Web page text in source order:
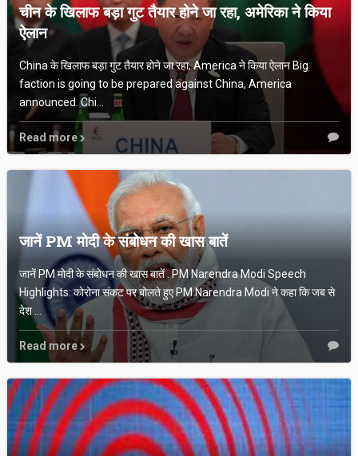
चीन के खिलाफ बड़ा गुट तैयार होने जा रहा, अमेरिका ने किया
ऐलान
China के खिलाफ बड़ा गुट तैयार होने जा रहा, America ने किया ऐलान Big
faction is going to be prepared against China, America
announced. Chi...
Read more
जानें PM मोदी के संबोधन की खास बातें
जानें PM मोदी के संबोधन की खास बातें . PM Narendra Modi Speech
Highlights: कोरोना संकट पर बोलते हुए PM Narendra Modi ने कहा कि जब से
देश ...
Read more